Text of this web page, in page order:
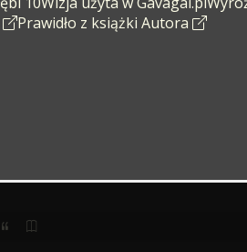
Prawidło z książki Autora